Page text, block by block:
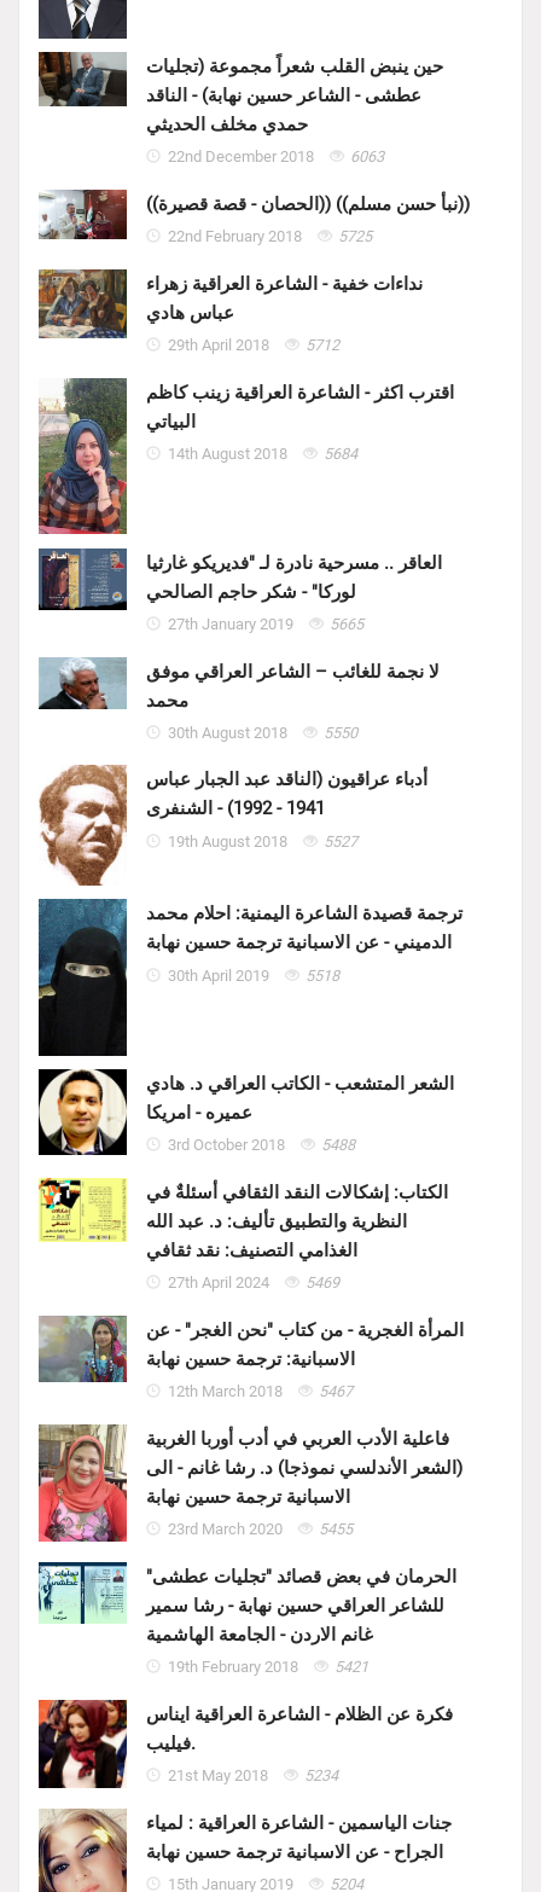
حين ينبض القلب شعراً مجموعة (تجليات
عطشى - الشاعر حسين نهابة) - الناقد
حمدي مخلف الحديثي
22nd December 2018 6063
((الحصان - قصة قصيرة)) ((نبأ حسن مسلم))
22nd February 2018 5725
نداءات خفية - الشاعرة العراقية زهراء
عباس هادي
29th April 2018 5712
اقترب اكثر - الشاعرة العراقية زينب كاظم
البياتي
14th August 2018 5684
العاقر .. مسرحية نادرة لـ "فديريكو غارثيا
لوركا" - شكر حاجم الصالحي
27th January 2019 5665
لا نجمة للغائب – الشاعر العراقي موفق
محمد
30th August 2018 5550
أدباء عراقيون (الناقد عبد الجبار عباس
1941 - 1992) - الشنفرى
19th August 2018 5527
ترجمة قصيدة الشاعرة اليمنية: احلام محمد
الدميني - عن الاسبانية ترجمة حسين نهابة
30th April 2019 5518
الشعر المتشعب - الكاتب العراقي د. هادي
عميره - امريكا
3rd October 2018 5488
الكتاب: إشكالات النقد الثقافي أسئلةٌ في
النظرية والتطبيق تأليف: د. عبد الله
الغذامي التصنيف: نقد ثقافي
27th April 2024 5469
المرأة الغجرية - من كتاب "نحن الغجر" - عن
الاسبانية: ترجمة حسين نهابة
12th March 2018 5467
فاعلية الأدب العربي في أدب أوربا الغربية
(الشعر الأندلسي نموذجا) د. رشا غانم - الى
الاسبانية ترجمة حسين نهابة
23rd March 2020 5455
الحرمان في بعض قصائد "تجليات عطشى"
للشاعر العراقي حسين نهابة - رشا سمير
غانم الاردن - الجامعة الهاشمية
19th February 2018 5421
فكرة عن الظلام - الشاعرة العراقية ايناس
فيليب.
21st May 2018 5234
جنات الياسمين - الشاعرة العراقية : لمياء
الجراح - عن الاسبانية ترجمة حسين نهابة
15th January 2019 5204